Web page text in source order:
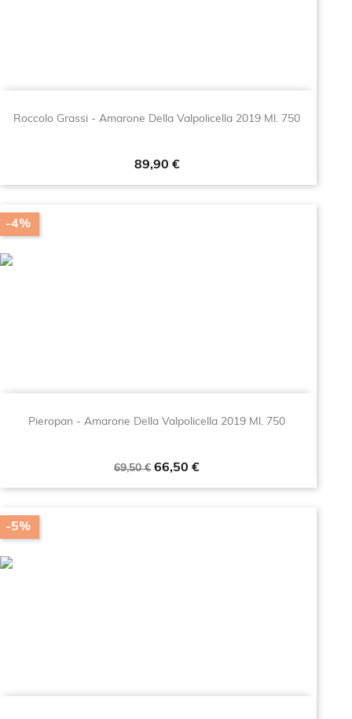
Roccolo Grassi - Amarone Della Valpolicella 2019 Ml. 750
Prezzo
89,90 €
Pieropan - Amarone Della Valpolicella 2019 Ml. 750
Prezzo
69,50 € Prezzo
66,50 €
-4%
-5%